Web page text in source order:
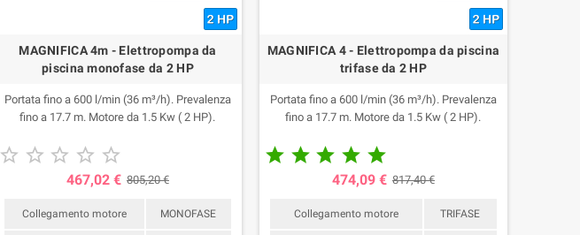
MAGNIFICA 4m - Elettropompa da
piscina monofase da 2 HP
Portata fino a 600 l/min (36 m³/h). Prevalenza
fino a 17.7 m. Motore da 1.5 Kw ( 2 HP).
    
467,02 € 805,20 €
Collegamento motore MONOFASE
MAGNIFICA 4 - Elettropompa da piscina
trifase da 2 HP
Portata fino a 600 l/min (36 m³/h). Prevalenza
fino a 17.7 m. Motore da 1.5 Kw ( 2 HP).
    
474,09 € 817,40 €
Collegamento motore TRIFASE